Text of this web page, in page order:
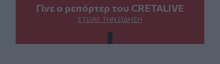
Γίνε ο ρεπόρτερ του CRETALIVE
ΣΤΕΊΛΕ ΤΗΝ ΕΊΔΗΣΗ